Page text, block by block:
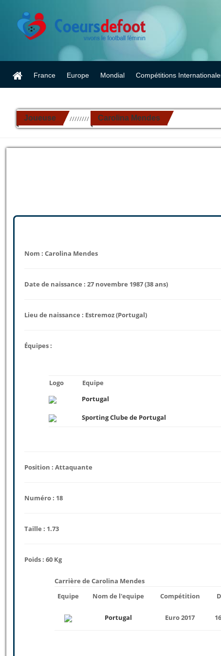
France Europe Mondial Compétitions
Joueuse ////////// Carolina Mendes
Nom : Carolina Mendes
Date de naissance : 27 novembre 1987 (38 ans)
Lieu de naissance : Estremoz (Portugal)
Équipes :
Logo Equipe
Portugal
Sporting Clube de Portugal
Position : Attaquante
Numéro : 18
Taille : 1.73
Poids : 60 Kg
Carrière de Carolina Mendes
Equipe
Nom de l'equipe Compétition
Portugal Euro 2017